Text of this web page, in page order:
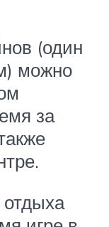
(один
можно
за